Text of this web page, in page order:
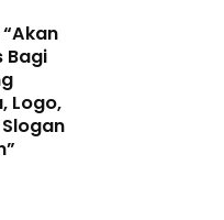
Bagi
Logo,